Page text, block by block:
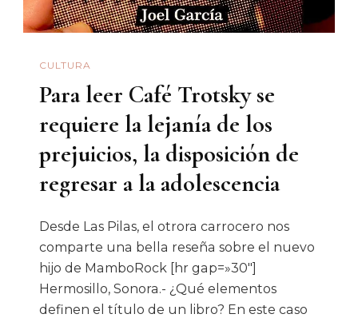
Sonora
CULTURA
Para leer Café Trotsky se
requiere la lejanía de los
prejuicios, la disposición de
regresar a la adolescencia
Desde Las Pilas, el otrora carrocero nos
comparte una bella reseña sobre el nuevo
hijo de MamboRock [hr gap=»30″]
Hermosillo, Sonora.- ¿Qué elementos
definen el título de un libro? En este caso